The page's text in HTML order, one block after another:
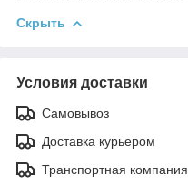
Скрыть
Условия доставки
Самовывоз
Доставка курьером
Транспортная компания